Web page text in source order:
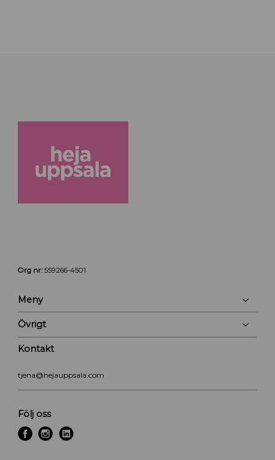
Org nr:559266-4501
Meny
Övrigt
Kontakt
tjena@hejauppsala.com
Följ oss
f
i
l